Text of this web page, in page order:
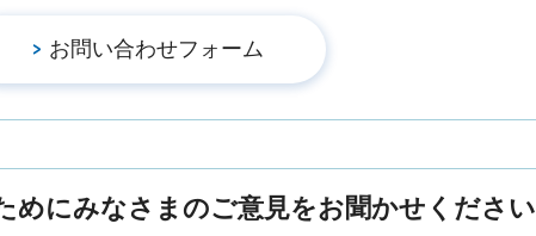
めにみなさまのご意見をお聞かせください